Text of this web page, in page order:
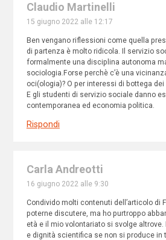
Claudio Martinelli
15 giugno 2022 alle 12:17
Ben vengano riflessioni come quella
di partenza è molto ridicola. Il servizio
formalmente una disciplina autonoma
sociologia.Forse perchè c’è una
oci(ologia)? O per interessi di bottega
E gli studenti di servizio sociale danno
contemporanea ed economia politica.
Rispondi
Carla Andreotti
16 giugno 2022 alle 9:30
Condivido molti contenuti dell’articolo di
poterne discutere, ma ho purtroppo
età e il mio volontariato si svolge
e dignità scientifica se non si produce in